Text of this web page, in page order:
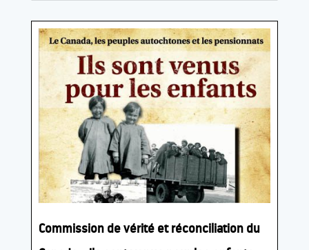
Commission de vérité et réconciliation du